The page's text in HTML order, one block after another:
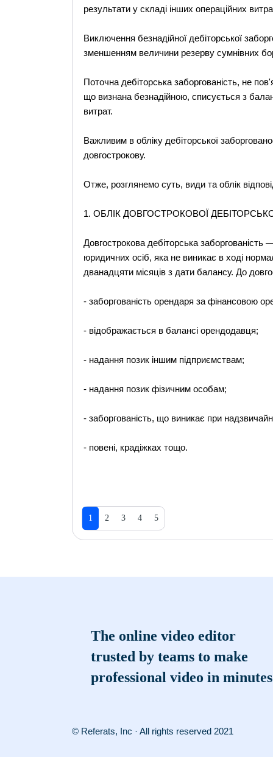
результати у складі інших операційних
Виключення безнадійної дебіторської
зменшенням величини резерву сумнівних
Поточна дебіторська заборгованість, не
що визнана безнадійною, списується з
витрат.
Важливим в обліку дебіторської
довгострокову.
Отже, розглянемо суть, види та облік
1. ОБЛІК ДОВГОСТРОКОВОЇ
Довгострокова дебіторська заборгованість
юридичних осіб, яка не виникає в ході
дванадцяти місяців з дати балансу. До
- заборгованість орендаря за фінансовою
- відображається в балансі орендодавця;
- надання позик іншим підприємствам;
- надання позик фізичним особам;
- заборгованість, що виникає при
- повені, крадіжках тощо.
1 2 3 4 5
The online video editor
trusted by teams to make
professional video in minutes
© Referats, Inc · All rights reserved 2021